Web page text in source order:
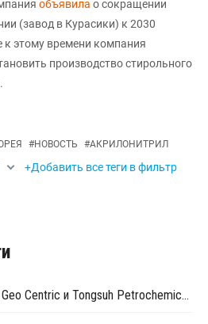
объявила о сокращении
(завод в Курасики) к 2030
к этому времени компания
производство стирольного
#НОВОСТЬ #АКРИЛОНИТРИЛ
+Добавить все теги в фильтр
Kumho Petrochemical, SK Geo Centric и Tongsuh Petrochemical создадут цепочку поставок биомономеров